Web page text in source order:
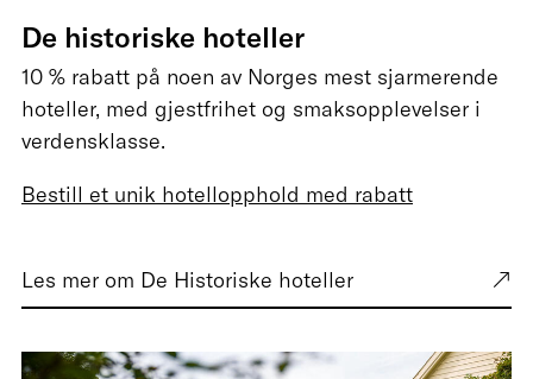
De historiske hoteller
10 % rabatt på noen av Norges mest sjarmerende
hoteller, med gjestfrihet og smaksopplevelser i
verdensklasse.
Bestill et unik hotellopphold med rabatt
Les mer om De Historiske hoteller